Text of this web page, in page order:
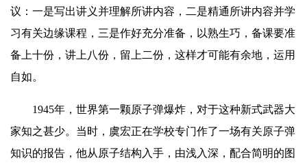
议：一是写出讲义并理解所讲内容，二是精通所讲内容并学
习有关边缘课程，三是作好充分准备，以熟生巧，备课要准
备上十份，讲上八份，留上二份，这样才可能有余地，运用
自如。
1945年，世界第一颗原子弹爆炸，对于这种新式武器大
家知之甚少。当时，虞宏正在学校专门作了一场有关原子弹
知识的报告，他从原子结构入手，由浅入深，配合简明的图